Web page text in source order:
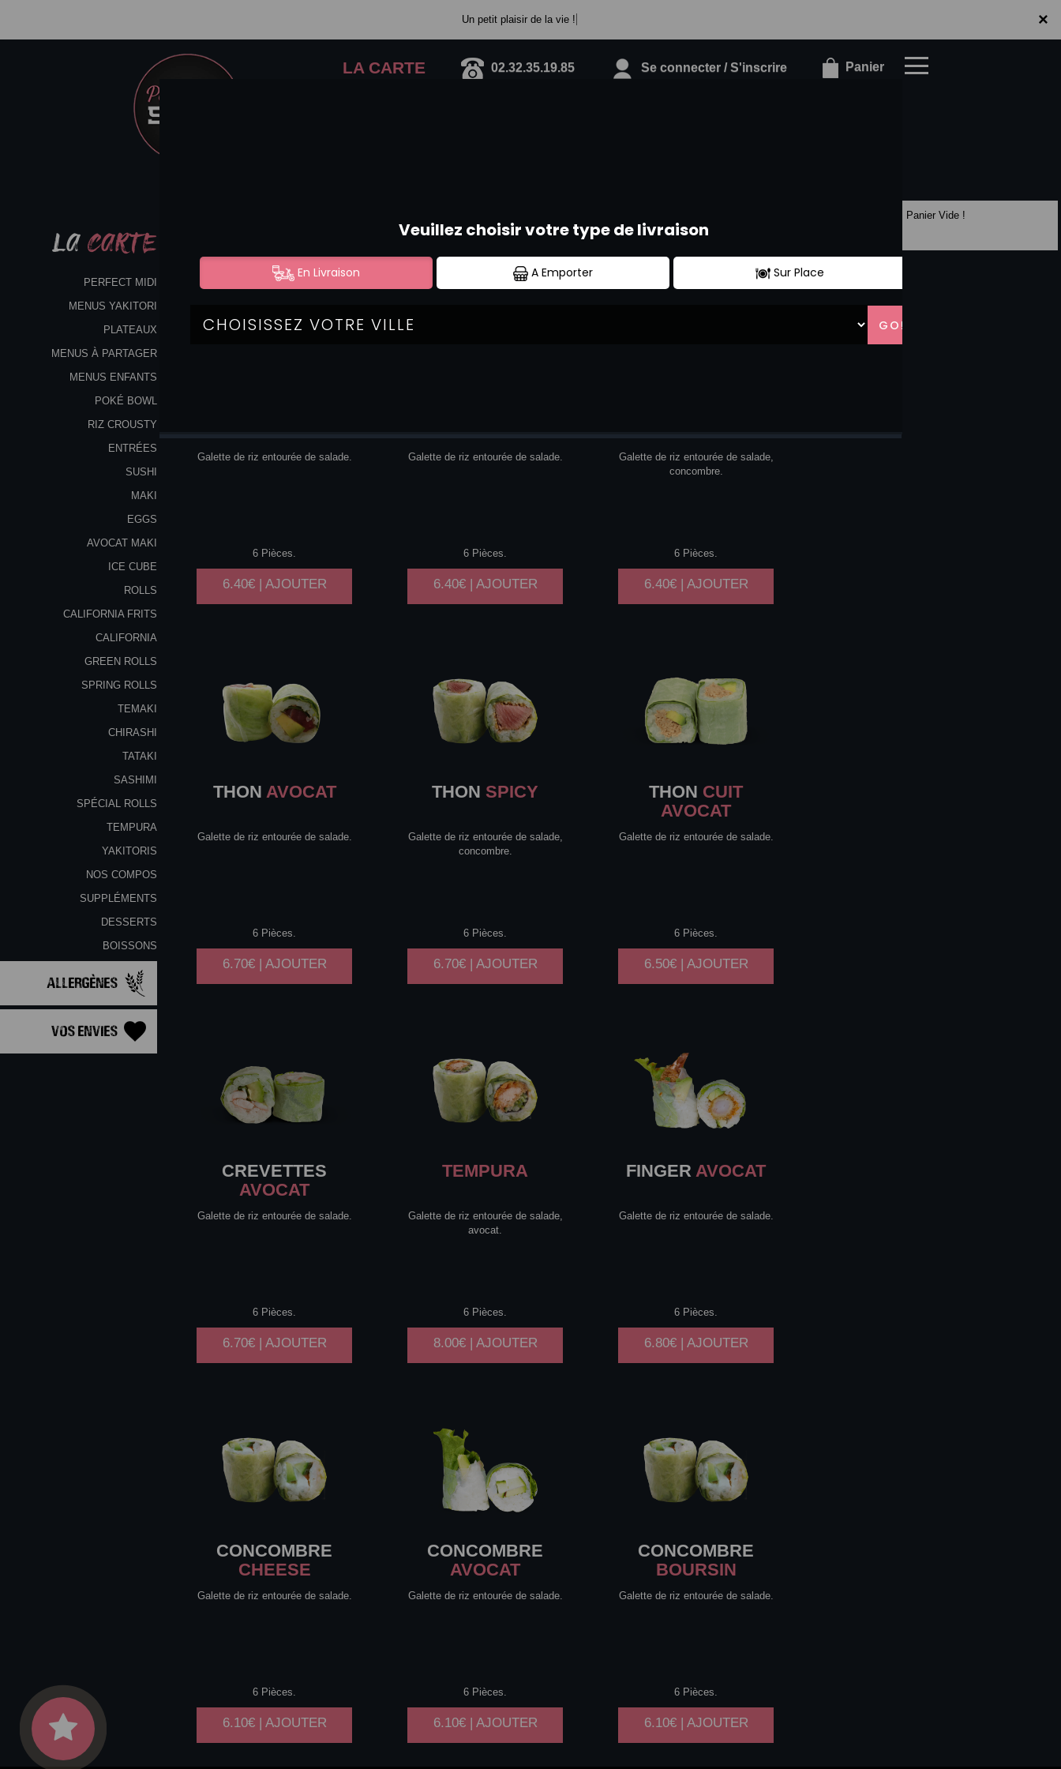
×
Un petit plaisir de la vie !
LA CARTE 02.32.35.19.85 Se connecter / S'inscrire Panier
×
LA CARTE
PERFECT MIDI
MENUS YAKITORI
PLATEAUX
MENUS À PARTAGER
MENUS ENFANTS
POKÉ BOWL
RIZ CROUSTY
ENTRÉES
SUSHI
MAKI
EGGS
AVOCAT MAKI
ICE CUBE
ROLLS
CALIFORNIA FRITS
CALIFORNIA
GREEN ROLLS
SPRING ROLLS
TEMAKI
CHIRASHI
TATAKI
SASHIMI
SPÉCIAL ROLLS
TEMPURA
YAKITORIS
NOS COMPOS
SUPPLÉMENTS
DESSERTS
BOISSONS
Allergènes
Vos Envies
SPRING ROLLS
Galette de riz entourée de salade.
6 Pièces.
6.40€ | AJOUTER
Galette de riz entourée de salade.
6 Pièces.
6.40€ | AJOUTER
Galette de riz entourée de salade,
concombre.
6 Pièces.
6.40€ | AJOUTER
THON AVOCAT
Galette de riz entourée de salade.
6 Pièces.
6.70€ | AJOUTER
THON SPICY
Galette de riz entourée de salade,
concombre.
6 Pièces.
6.70€ | AJOUTER
THON CUIT
AVOCAT
Galette de riz entourée de salade.
6 Pièces.
6.50€ | AJOUTER
CREVETTES
AVOCAT
Galette de riz entourée de salade.
6 Pièces.
6.70€ | AJOUTER
TEMPURA
Galette de riz entourée de salade,
avocat.
6 Pièces.
8.00€ | AJOUTER
FINGER AVOCAT
Galette de riz entourée de salade.
6 Pièces.
6.80€ | AJOUTER
CONCOMBRE
CHEESE
Galette de riz entourée de salade.
6 Pièces.
6.10€ | AJOUTER
CONCOMBRE
AVOCAT
Galette de riz entourée de salade.
6 Pièces.
6.10€ | AJOUTER
CONCOMBRE
BOURSIN
Galette de riz entourée de salade.
6 Pièces.
6.10€ | AJOUTER
Panier Vide !